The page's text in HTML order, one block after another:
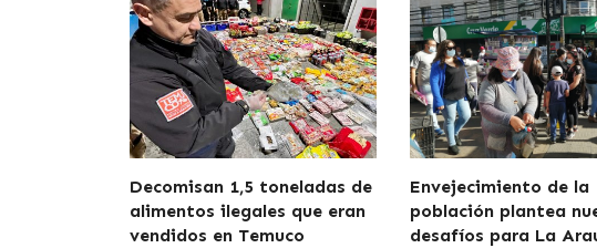
Decomisan 1,5 toneladas de
alimentos ilegales que eran
vendidos en Temuco
Envejecimiento de la
población plantea
desafíos para La